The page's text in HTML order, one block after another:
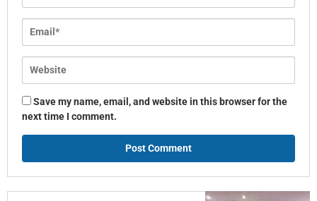
Save my name, email, and website in this browser for the
next time I comment.